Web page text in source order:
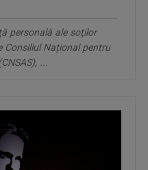
personală ale soţilor
Consiliul Național pentru
...